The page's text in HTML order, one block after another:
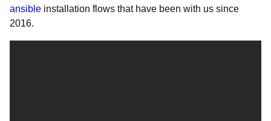
ansible installation flows that have been with us since
2016.